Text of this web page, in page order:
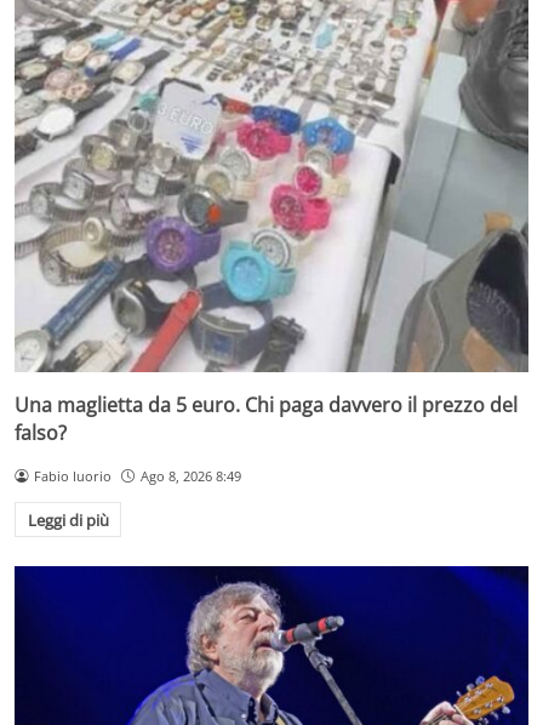
Una maglietta da 5 euro. Chi paga davvero il prezzo del
falso?
Fabio Iuorio Ago 8, 2026 8:49
Leggi di più